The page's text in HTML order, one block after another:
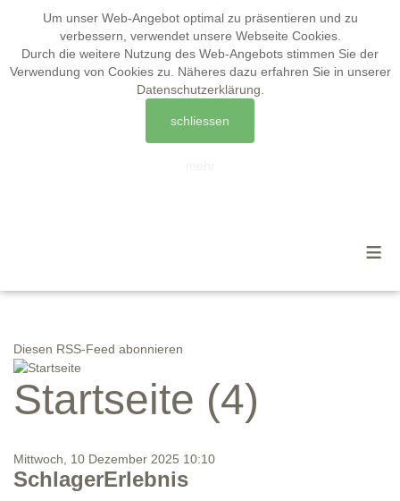
Um unser Web-Angebot optimal zu präsentieren und zu
verbessern, verwendet unsere Webseite Cookies.
Durch die weitere Nutzung des Web-Angebots stimmen Sie der
Verwendung von Cookies zu. Näheres dazu erfahren Sie in unserer
Datenschutzerklärung
schliessen
≡
Diesen RSS-Feed abonnieren
Startseite (4)
Mittwoch, 10 Dezember 2025 10:10
SchlagerErlebnis